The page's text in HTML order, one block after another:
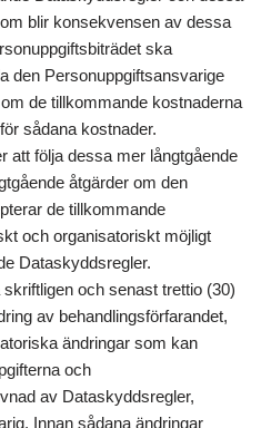
blir konsekvensen av dessa
ska
den Personuppgiftsansvarige
de tillkommande kostnaderna
sådana kostnader.
att följa dessa mer långtgående
åtgärder om den
de tillkommande
och organisatoriskt möjligt
Dataskyddsregler.
och senast trettio (30)
av behandlingsförfarandet,
ändringar som kan
och
av Dataskyddsregler,
Innan sådana ändringar